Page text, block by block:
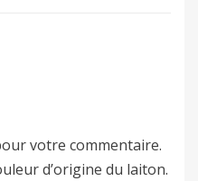
votre commentaire.
d’origine du laiton.